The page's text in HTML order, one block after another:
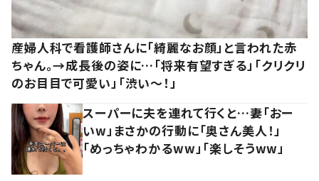
産婦人科で看護師さんに「綺麗なお顔」と言われた赤
ちゃん。→成長後の姿に…「将来有望すぎる」「クリクリ
のお目目で可愛い」「渋い～！」
スーパーに夫を連れて行くと…妻「おー
いw」まさかの行動に「奥さん美人！」
「めっちゃわかるww」「楽しそうww」